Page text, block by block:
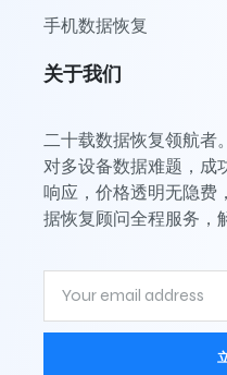
手机数据恢复
关于我们
二十载数据恢复领航者
对多设备数据难题，成
响应，价格透明无隐费
据恢复顾问全程服务，